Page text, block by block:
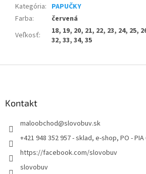
Kategória: PAPUČKY
Farba:
červená
Veľkosť:
18, 19, 20, 21, 22, 23, 24, 25,
32, 33, 34, 35
Kontakt
maloobchod@slovobuv.sk
+421 948 352 957 - sklad, e-shop, PO - PIA
https://facebook.com/slovobuv
slovobuv